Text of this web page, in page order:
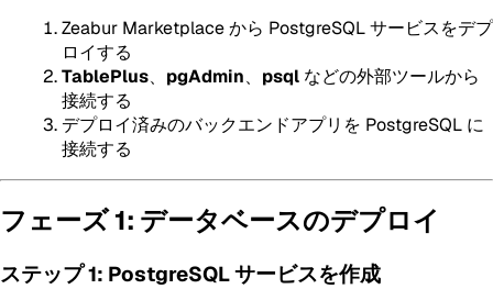
Zeabur Marketplace から PostgreSQL サービスをデプ
ロイする
TablePlus、 pgAdmin、 psql などの外部ツールから
接続する
デプロイ済みのバックエンドアプリを PostgreSQL に
接続する
フェーズ 1: データベースのデプロイ
ステップ 1: PostgreSQL サービスを作成